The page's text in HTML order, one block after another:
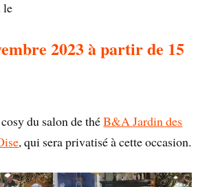
le
2023 à partir de 15
du salon de théB&A Jardin des
, qui sera privatisé à cette occasion.